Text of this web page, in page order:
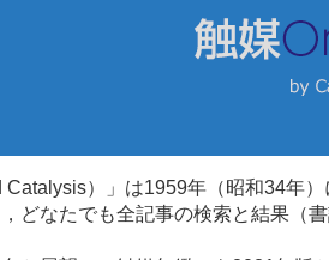
Catalysis）」は1959年（昭和34年
どなたでも全記事の検索と結果（